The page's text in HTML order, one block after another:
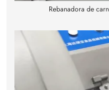
Rebanadora de